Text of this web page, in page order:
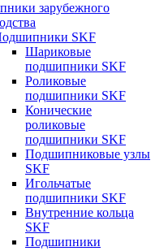
зарубежного
SKF
Шариковые
подшипники SKF
Роликовые
подшипники SKF
Конические
роликовые
подшипники SKF
Подшипниковые узлы
SKF
Игольчатые
подшипники SKF
Внутренние кольца
SKF
Подшипники